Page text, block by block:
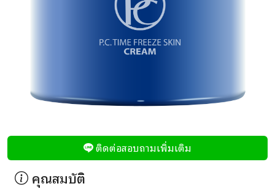
ติดต่อสอบถามเพิ่มเติม
คุณสมบัติ